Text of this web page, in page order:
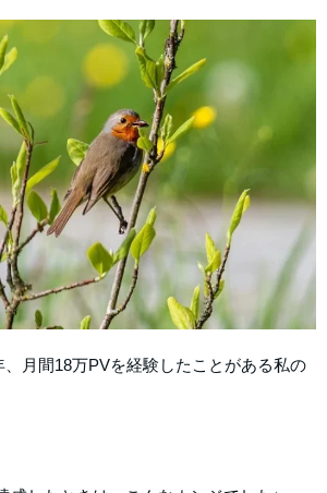
、月間18万PVを経験したことがある私の